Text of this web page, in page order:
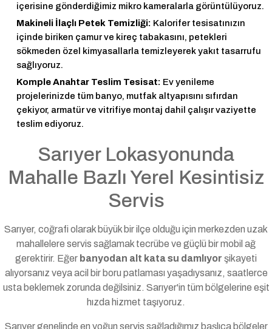
içerisine gönderdiğimiz mikro kameralarla görüntülüyoruz.
Makineli İlaçlı Petek Temizliği: Kalorifer tesisatınızın
içinde biriken çamur ve kireç tabakasını, petekleri
sökmeden özel kimyasallarla temizleyerek yakıt tasarrufu
sağlıyoruz.
Komple Anahtar Teslim Tesisat: Ev yenileme
projelerinizde tüm banyo, mutfak altyapısını sıfırdan
çekiyor, armatür ve vitrifiye montaj dahil çalışır vaziyette
teslim ediyoruz.
Sarıyer Lokasyonunda
Mahalle Bazlı Yerel Kesintisiz
Servis
Sarıyer, coğrafi olarak büyük bir ilçe olduğu için merkezden uzak
mahallelere servis sağlamak tecrübe ve güçlü bir mobil ağ
gerektirir. Eğer banyodan alt kata su damlıyor şikayeti
alıyorsanız veya acil bir boru patlaması yaşadıysanız, saatlerce
usta beklemek zorunda değilsiniz. Sarıyer'in tüm bölgelerine eşit
hızda hizmet taşıyoruz.
Sarıyer genelinde en yoğun servis sağladığımız başlıca bölgeler